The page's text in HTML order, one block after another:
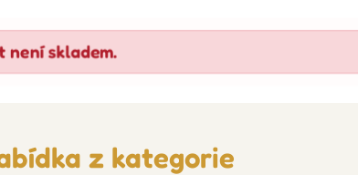
není skladem.
z kategorie